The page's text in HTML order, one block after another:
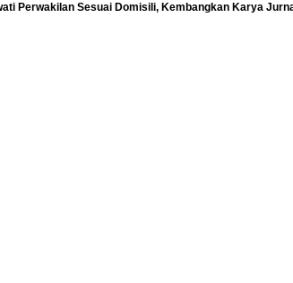
Sesuai Domisili, Kembangkan Karya Jurnalistik